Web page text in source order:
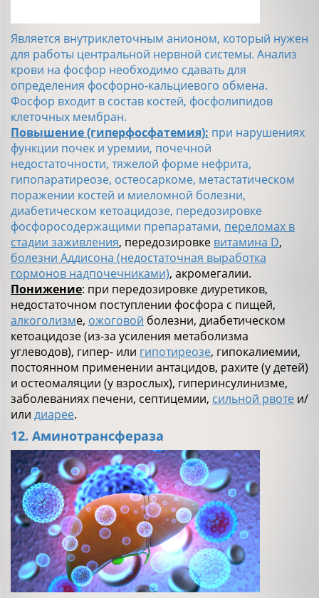
Является внутриклеточным анионом, который нужен
для работы центральной нервной системы. Анализ
крови на фосфор необходимо сдавать для
определения фосфорно-кальциевого обмена.
Фосфор входит в состав костей, фосфолипидов
клеточных мембран.
Повышение (гиперфосфатемия): при нарушениях
функции почек и уремии, почечной
недостаточности, тяжелой форме нефрита,
гипопаратиреозе, остеосаркоме, метастатическом
поражении костей и миеломной болезни,
диабетическом кетоацидозе, передозировке
фосфоросодержащими препаратами, переломах в
стадии заживления, передозировке витамина D,
болезни Аддисона (недостаточная выработка
гормонов надпочечниками), акромегалии.
Понижение: при передозировке диуретиков,
недостаточном поступлении фосфора с пищей,
алкоголизме, ожоговой болезни, диабетическом
кетоацидозе (из-за усиления метаболизма
углеводов), гипер- или гипотиреозе, гипокалиемии,
постоянном применении антацидов, рахите (у детей)
и остеомаляции (у взрослых), гиперинсулинизме,
заболеваниях печени, септицемии, сильной рвоте и/
или диарее.
12. Аминотрансфераза